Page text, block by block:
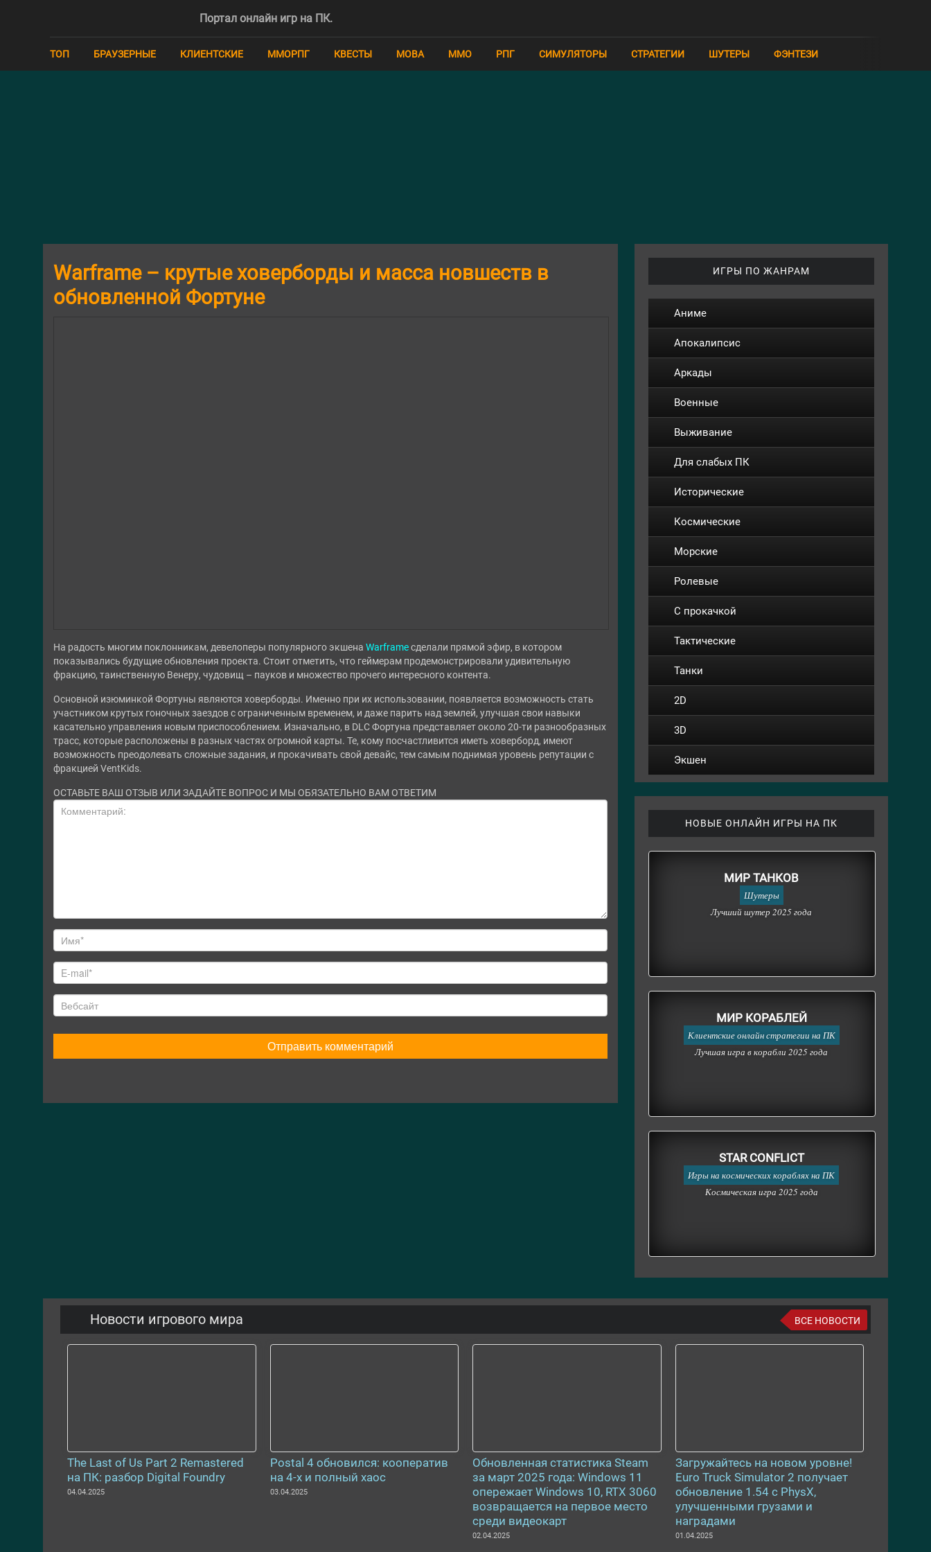
Портал онлайн игр на ПК.
ТОП БРАУЗЕРНЫЕ КЛИЕНТСКИЕ ММОРПГ КВЕСТЫ MOBA ММО РПГ СИМУЛЯТОРЫ СТРАТЕГИИ ШУТЕРЫ ФЭНТЕЗИ
Warframe – крутые ховерборды и масса новшеств в
обновленной Фортуне
На радость многим поклонникам, девелоперы популярного экшена Warframeсделали прямой эфир, в котором
показывались будущие обновления проекта. Стоит отметить, что геймерам продемонстрировали удивительную
фракцию, таинственную Венеру, чудовищ – пауков и множество прочего интересного контента.
Основной изюминкой Фортуны являются ховерборды. Именно при их использовании, появляется возможность стать
участником крутых гоночных заездов с ограниченным временем, и даже парить над землей, улучшая свои навыки
касательно управления новым приспособлением. Изначально, в DLC Фортуна представляет около 20-ти разнообразных
трасс, которые расположены в разных частях огромной карты. Те, кому посчастливится иметь ховерборд, имеют
возможность преодолевать сложные задания, и прокачивать свой девайс, тем самым поднимая уровень репутации с
фракцией VentKids.
ОСТАВЬТЕ ВАШ ОТЗЫВ ИЛИ ЗАДАЙТЕ ВОПРОС И МЫ ОБЯЗАТЕЛЬНО ВАМ ОТВЕТИМ
ИГРЫ ПО ЖАНРАМ
Аниме
Апокалипсис
Аркады
Военные
Выживание
Для слабых ПК
Исторические
Космические
Морские
Ролевые
С прокачкой
Тактические
Танки
2D
3D
Экшен
НОВЫЕ ОНЛАЙН ИГРЫ НА ПК
МИР ТАНКОВ
Шутеры
Лучший шутер 2025 года
МИР КОРАБЛЕЙ
Клиентские онлайн стратегии на ПК
Лучшая игра в корабли 2025 года
STAR CONFLICT
Игры на космических кораблях на ПК
Космическая игра 2025 года
Новости игрового мира ВСЕ НОВОСТИ
The Last of Us Part 2 Remastered
на ПК: разбор Digital Foundry
04.04.2025
Postal 4 обновился: кооператив
на 4-х и полный хаос
03.04.2025
Обновленная статистика Steam
за март 2025 года: Windows 11
опережает Windows 10, RTX 3060
возвращается на первое место
среди видеокарт
02.04.2025
Загружайтесь на новом уровне!
Euro Truck Simulator 2 получает
обновление 1.54 с PhysX,
улучшенными грузами и
наградами
01.04.2025